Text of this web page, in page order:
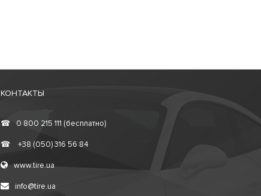
КОНТАКТЫ
☎ 0 800 215 111 (бесплатно)
☎ +38 (050) 316 56 84
www.tire.ua
info@tire.ua